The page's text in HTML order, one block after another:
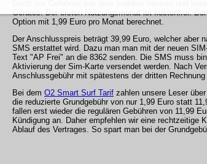
Gerätes. Der ersten Nutzungsmonat ist kostenfrei.
Option mit 1,99 Euro pro Monat berechnet.
Der Anschlusspreis beträgt 39,99 Euro, welcher aber
SMS erstattet wird. Dazu man man mit der neuen
Text "AP Frei" an die 8362 senden. Die SMS muss
Aktivierung der Sim-Karte versendet werden. Nach
Anschlussgebühr mit spätestens der dritten
Bei dem O2 Smart Surf Tarif zahlen unsere Leser
die reduzierte Grundgebühr von nur 1,99 Euro statt
fallen erst wieder die regulären Gebühren von 11,99
Kündigung an. Daher empfehlen wir eine rechtzeitige
Ablauf des Vertrages. So spart man bei der